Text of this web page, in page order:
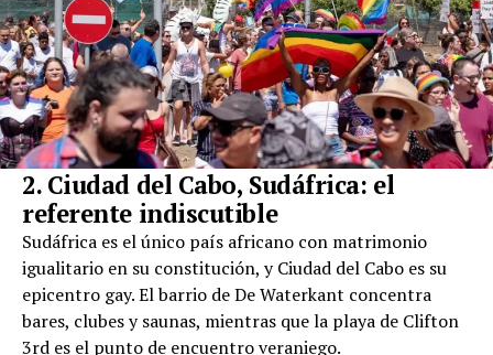
2. Ciudad del Cabo, Sudáfrica: el
referente indiscutible
Sudáfrica es el único país africano con matrimonio
igualitario en su constitución, y Ciudad del Cabo es su
epicentro gay. El barrio de De Waterkant concentra
bares, clubes y saunas, mientras que la playa de Clifton
3rd es el punto de encuentro veraniego.